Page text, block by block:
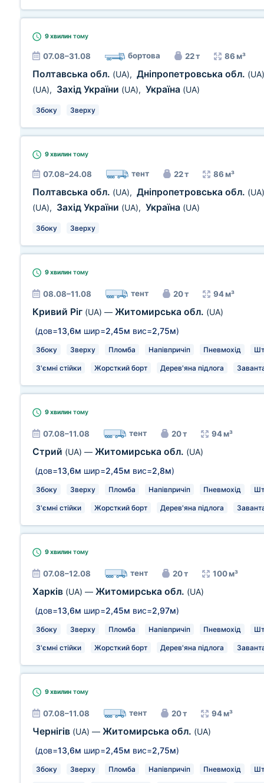
9 хвилин тому
07.08–31.08 бортова 22 т 86 м³
Полтавська обл. (UA), Дніпропетровська обл. (UA)
(UA), Захід України (UA), Україна (UA)
Збоку Зверху
9 хвилин тому
07.08–24.08 тент 22 т 86 м³
Полтавська обл. (UA), Дніпропетровська обл. (UA)
(UA), Захід України (UA), Україна (UA)
Збоку Зверху
9 хвилин тому
08.08–11.08 тент 20 т 94 м³
Кривий Ріг (UA) — Житомирська обл. (UA)
(дов=13,6м шир=2,45м вис=2,75м)
Збоку Зверху Пломба Напівпричіп Пневмохід
З'ємні стійки Жорсткий борт Дерев'яна підлога
9 хвилин тому
07.08–11.08 тент 20 т 94 м³
Стрий (UA) — Житомирська обл. (UA)
(дов=13,6м шир=2,45м вис=2,8м)
Збоку Зверху Пломба Напівпричіп Пневмохід
З'ємні стійки Жорсткий борт Дерев'яна підлога
9 хвилин тому
07.08–12.08 тент 20 т 100 м³
Харків (UA) — Житомирська обл. (UA)
(дов=13,6м шир=2,45м вис=2,97м)
Збоку Зверху Пломба Напівпричіп Пневмохід
З'ємні стійки Жорсткий борт Дерев'яна підлога
9 хвилин тому
07.08–11.08 тент 20 т 94 м³
Чернігів (UA) — Житомирська обл. (UA)
(дов=13,6м шир=2,45м вис=2,75м)
Збоку Зверху Пломба Напівпричіп Пневмохід